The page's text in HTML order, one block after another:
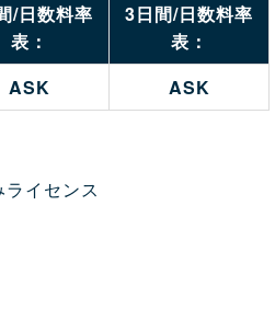
/日数料率
表：
3日間/日数料率
表：
ASK ASK
イセンス